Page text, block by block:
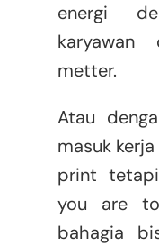
energi
metter.
Atau
masuk
print
you are
bahagia